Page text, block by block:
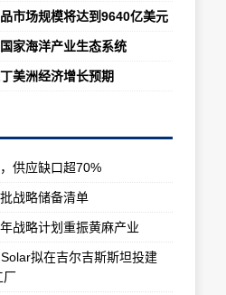
市场规模将达到9640亿美元
家海洋产业生态系统
美洲经济增长预期
供应缺口超70%
战略储备清单
战略计划重振黄麻产业
拟在吉尔吉斯斯坦投建
厂